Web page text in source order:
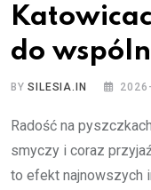
do
BYSILESIA.IN
Radość na
smyczy i coraz
to efekt najnowszych